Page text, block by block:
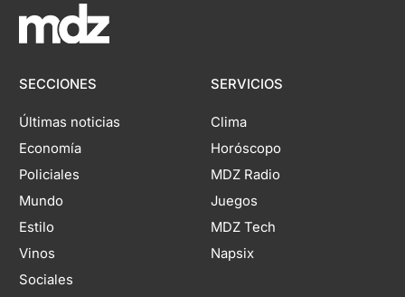
SECCIONES
Últimas noticias
Economía
Policiales
Mundo
Estilo
Vinos
Sociales
SERVICIOS
Clima
Horóscopo
MDZ Radio
Juegos
MDZ Tech
Napsix